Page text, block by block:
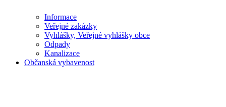
Informace
Veřejné zakázky
Vyhlášky, Veřejné vyhlášky obce
Odpady
Kanalizace
Občanská vybavenost